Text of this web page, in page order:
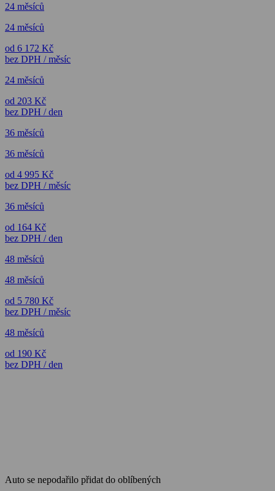
24 měsíců
24 měsíců
od 6 172 Kč
bez DPH / měsíc
24 měsíců
od 203 Kč
bez DPH / den
36 měsíců
36 měsíců
od 4 995 Kč
bez DPH / měsíc
36 měsíců
od 164 Kč
bez DPH / den
48 měsíců
48 měsíců
od 5 780 Kč
bez DPH / měsíc
48 měsíců
od 190 Kč
bez DPH / den
Auto se nepodařilo přidat do oblíbených